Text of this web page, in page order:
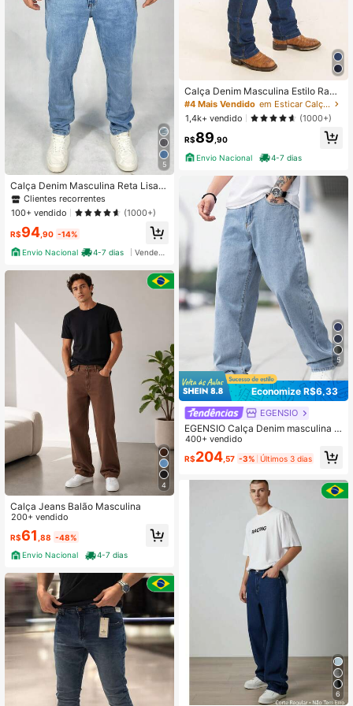
5
Calça Denim Masculina Reta Lisa L
ycra Elastano Algodão Slim Casual
Final de Ano
Clientes recorrentes
100+ vendido
(1000+)
R$94 ,90 -14%
Envio Nacional
4-7 dias
4
Calça Jeans Balão Masculina
200+ vendido
R$61 ,88 -48%
Envio Nacional
4-7 dias
Calça Denim Masculina Estilo Ranc
ho Country Rodeio 34 ao 56
#4 Mais Vendido
em Esticar Calça Jeans Masculina
1,4k+ vendido
(1000+)
R$89 ,90
Envio Nacional
4-7 dias
5
Economize R$6,33
EGENSIO
EGENSIO Calça Denim masculina d
e algodão com modelagem solta, B
olso inclinado estilo skatista lavado
longo, Bolsos múltiplos, azul claro u
tre amigos
400+ vendido
R$204 ,57 -3% Últimos 3 dias
6